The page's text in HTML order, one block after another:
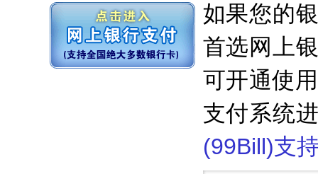
如果您的
首选网上
可开通使
支付系统
(99Bill)支